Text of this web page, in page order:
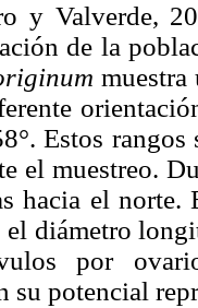
y Valverde,
de la
muestra
Estos
el muestreo.
hacia el
el diámetro
por
su potencial